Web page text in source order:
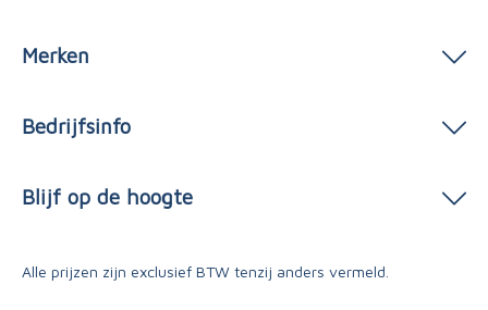
Merken
Bedrijfsinfo
Blijf op de hoogte
Alle prijzen zijn exclusief BTW tenzij anders vermeld.